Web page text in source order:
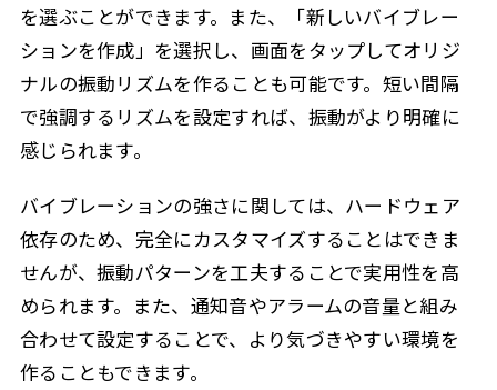
を選ぶことができます。また、「新しいバイブレー
ションを作成」を選択し、画面をタップしてオリジ
ナルの振動リズムを作ることも可能です。短い間隔
で強調するリズムを設定すれば、振動がより明確に
感じられます。
バイブレーションの強さに関しては、ハードウェア
依存のため、完全にカスタマイズすることはできま
せんが、振動パターンを工夫することで実用性を高
められます。また、通知音やアラームの音量と組み
合わせて設定することで、より気づきやすい環境を
作ることもできます。